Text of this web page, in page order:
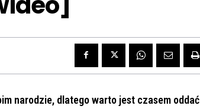
narodzie, dlatego warto jest czasem oddać